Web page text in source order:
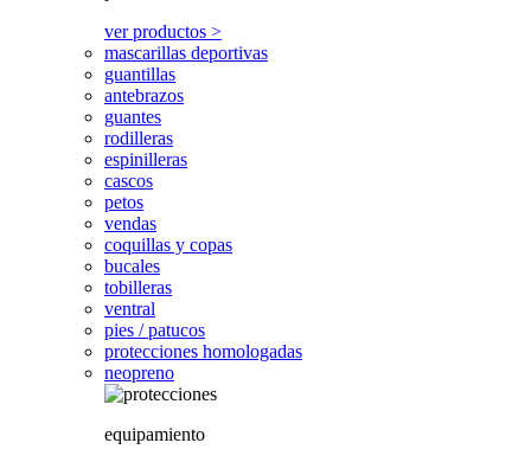
ver productos >
mascarillas deportivas
guantillas
antebrazos
guantes
rodilleras
espinilleras
cascos
petos
vendas
coquillas y copas
bucales
tobilleras
ventral
pies / patucos
protecciones homologadas
neopreno
equipamiento